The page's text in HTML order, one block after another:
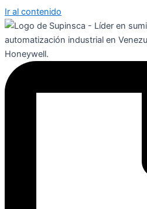
Ir al contenido